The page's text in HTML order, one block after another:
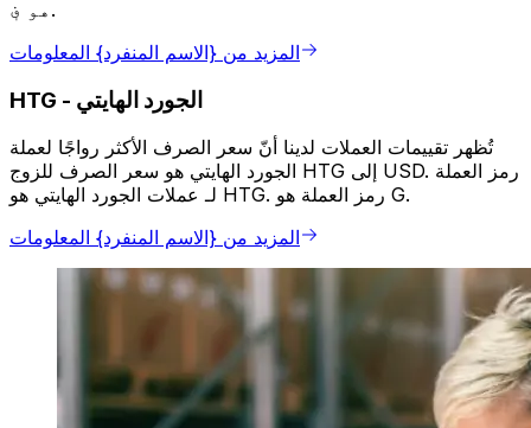
هو ؋.
المزيد من {الاسم المنفرد} المعلومات
HTG - الجورد الهايتي
تُظهر تقييمات العملات لدينا أنّ سعر الصرف الأكثر رواجًا لعملة
الجورد الهايتي هو سعر الصرف للزوج HTG إلى USD. رمز العملة
لـ عملات الجورد الهايتي هو HTG. رمز العملة هو G.
المزيد من {الاسم المنفرد} المعلومات